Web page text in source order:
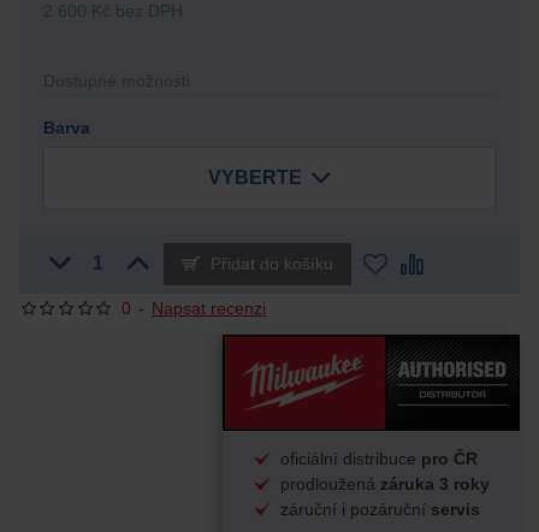
0 - Napsat recenzi
2 600 Kč bez DPH
Dostupné možnosti
Barva
VYBERTE
Přidat do košíku
oficiální distribuce pro ČR
prodloužená záruka 3 roky
záruční i pozáruční servis